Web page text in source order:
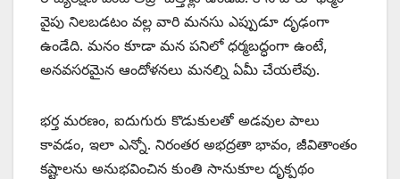
వైపు నిలబడటం వల్ల వారి మనసు ఎప్పుడూ దృఢంగా
ఉండేది. మనం కూడా మన పనిలో ధర్మబద్ధంగా ఉంటే,
అనవసరమైన ఆందోళనలు మనల్ని ఏమీ చేయలేవు.
భర్త మరణం, ఐదుగురు కొడుకులతో అడవుల పాలు
కావడం, ఇలా ఎన్నో. నిరంతర అభద్రతా భావం, జీవితాంతం
కష్టాలను అనుభవించిన కుంతి సానుకూల దృక్పథం